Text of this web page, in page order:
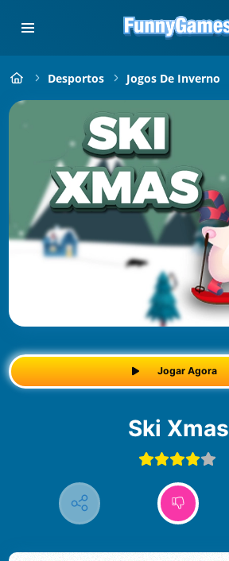
Desportos Jogos De Inverno
Jogar Agora
Ski Xmas